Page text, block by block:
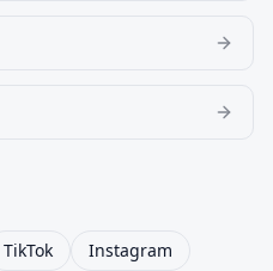
TikTok
Instagram